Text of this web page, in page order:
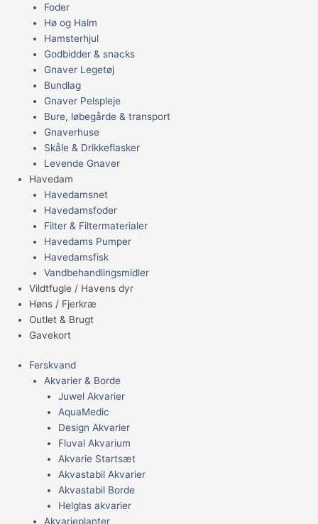
Foder
Hø og Halm
Hamsterhjul
Godbidder & snacks
Gnaver Legetøj
Bundlag
Gnaver Pelspleje
Bure, løbegårde & transport
Gnaverhuse
Skåle & Drikkeflasker
Levende Gnaver
Havedam
Havedamsnet
Havedamsfoder
Filter & Filtermaterialer
Havedams Pumper
Havedamsfisk
Vandbehandlingsmidler
Vildtfugle / Havens dyr
Høns / Fjerkræ
Outlet & Brugt
Gavekort
Ferskvand
Akvarier & Borde
Juwel Akvarier
AquaMedic
Design Akvarier
Fluval Akvarium
Akvarie Startsæt
Akvastabil Akvarier
Akvastabil Borde
Helglas akvarier
Akvarieplanter